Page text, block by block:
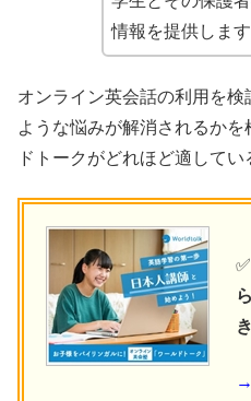
情報を提供します
オンライン英会話の利用を
ような悩みが解消されるか
ドトークがどれほど適してい
✅
→